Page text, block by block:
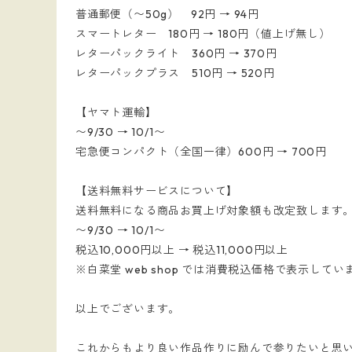
普通郵便（〜50g） 92円 → 94円
スマートレター 180円 → 180円（値上げ無し）
レターパックライト 360円 → 370円
レターパックプラス 510円 → 520円
【ヤマト運輸】
〜9/30 → 10/1〜
宅急便コンパクト（全国一律）600円 → 700円
【送料無料サービスについて】
送料無料になる商品お買上げ対象額も改定致します。
〜9/30 → 10/1〜
税込10,000円以上 → 税込11,000円以上
※白菜堂 web shop では消費税込価格で表示していま
以上でございます。
これからもより良い作品作りに励んで参りたいと思